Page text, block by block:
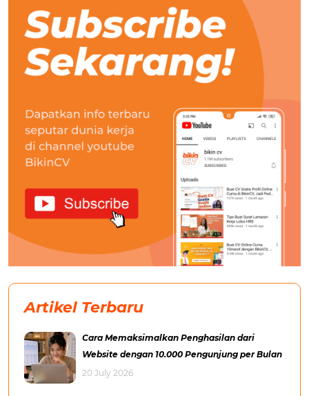
Artikel Terbaru
Cara Memaksimalkan Penghasilan dari
Website dengan 10.000 Pengunjung per Bulan
20 July 2026